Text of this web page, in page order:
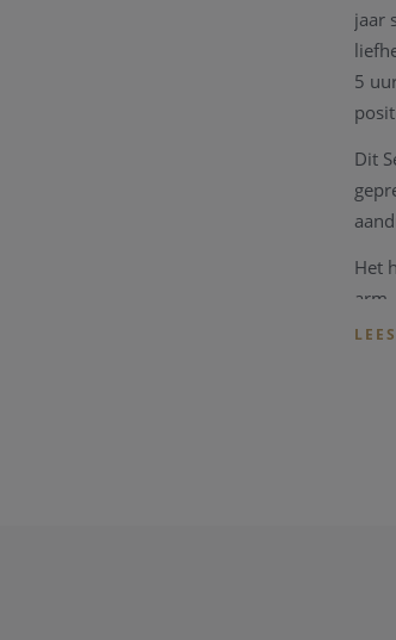
jaar
5
Dit
Het
van